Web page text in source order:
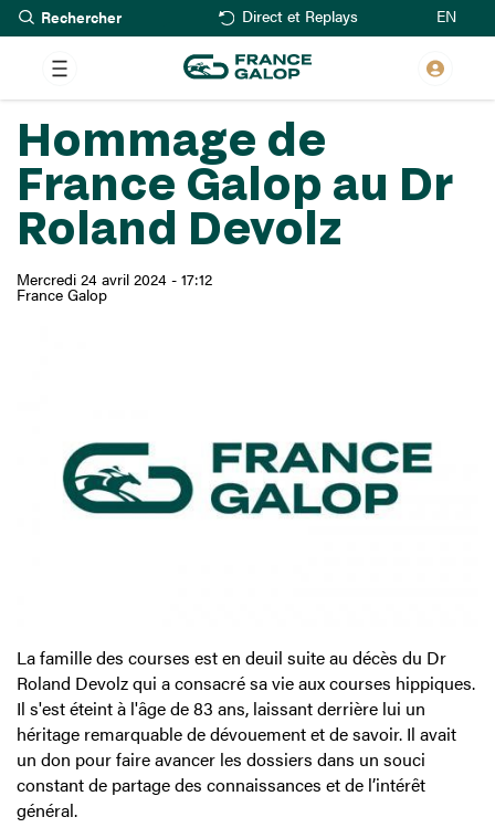
Aller
au
contenu
principal
Rechercher Direct et Replays EN
Hommage de
France Galop au Dr
Roland Devolz
Mercredi 24 avril 2024 - 17:12
France Galop
La famille des courses est en deuil suite au décès du Dr
Roland Devolz qui a consacré sa vie aux courses hippiques.
Il s'est éteint à l'âge de 83 ans, laissant derrière lui un
héritage remarquable de dévouement et de savoir. Il avait
un don pour faire avancer les dossiers dans un souci
constant de partage des connaissances et de l’intérêt
général.